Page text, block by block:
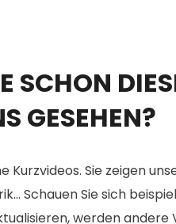
SCHON
GESEHEN?
Kurzvideos. Sie zeigen
Schauen Sie sich
werden andere